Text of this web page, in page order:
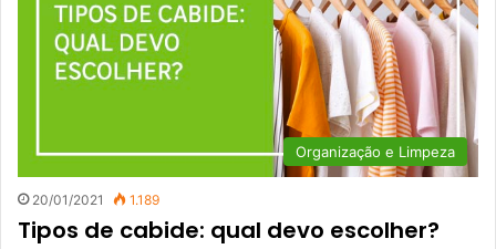
Organização e Limpeza
20/01/2021 1.189
Tipos de cabide: qual devo escolher?